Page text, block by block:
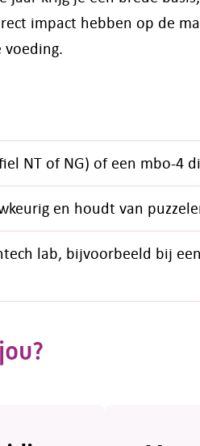
impact hebben op de
voeding.
NT of NG) of een mbo-4
en houdt van
lab, bijvoorbeeld bij